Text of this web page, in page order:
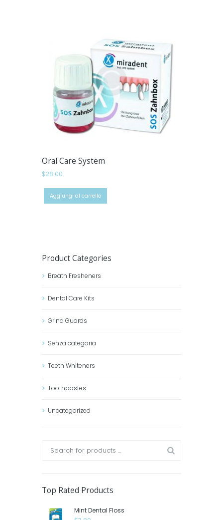
Oral Care System
$28.00
Aggiungi al carrello
Product Categories
Breath Fresheners
Dental Care Kits
Grind Guards
Senza categoria
Teeth Whiteners
Toothpastes
Uncategorized
Top Rated Products
Mint Dental Floss